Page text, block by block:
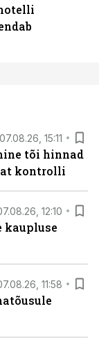
07.08.26, 15:11
tõi hinnad
kontrolli
12:10
kaupluse
11:58